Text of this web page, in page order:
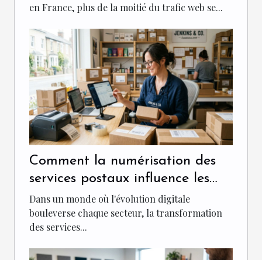
en France, plus de la moitié du trafic web se...
Comment la numérisation des
services postaux influence les
PME ?
Dans un monde où l'évolution digitale
bouleverse chaque secteur, la transformation
des services...